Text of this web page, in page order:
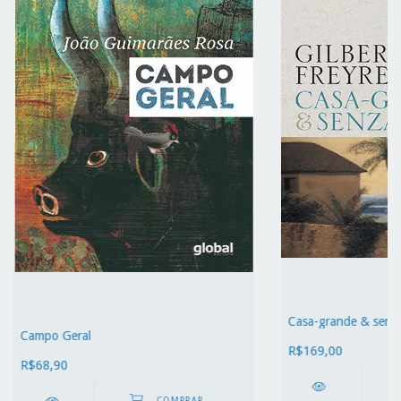
Campo Geral
R$68,90
Casa-grande &
R$169,00